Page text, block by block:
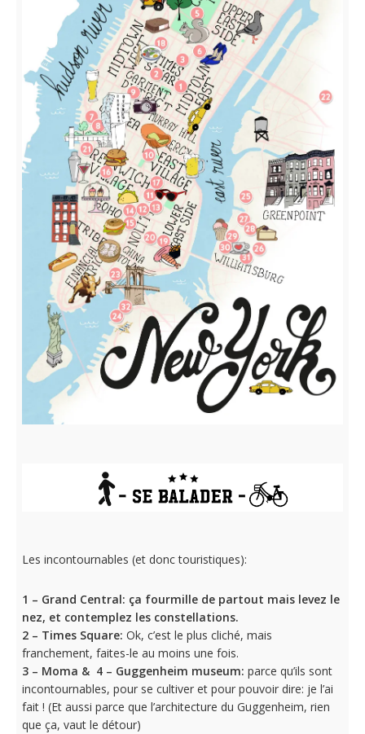
Les incontournables (et donc touristiques):
1 – Grand Central: ça fourmille de partout mais levez le
nez, et contemplez les constellations.
2 – Times Square: Ok, c’est le plus cliché, mais
franchement, faites-le au moins une fois.
3 – Moma & 4 – Guggenheim museum: parce qu’ils sont
incontournables, pour se cultiver et pour pouvoir dire: je l’ai
fait ! (Et aussi parce que l’architecture du Guggenheim, rien
que ça, vaut le détour)